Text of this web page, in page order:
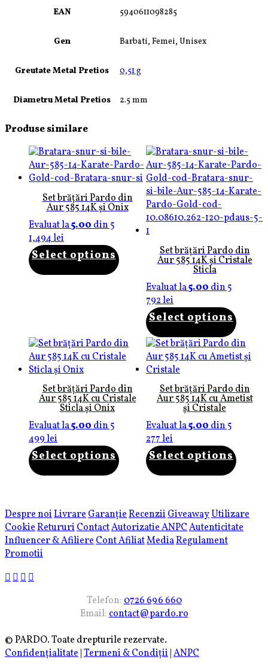
EAN 5940611098285
Gen Barbati, Femei, Unisex
Greutate Metal Pretios 0,51 g
Diametru Metal Pretios 2.5 mm
Produse similare
Set brățări Pardo din
Aur 585 14K și Onix
Evaluat la5.00din 5
1,494lei
Select options Set brățări Pardo din
Aur 585 14K și Cristale
Sticla
Evaluat la5.00din 5
792lei
Select options
Set brățări Pardo din
Aur 585 14K cu Cristale
Sticla și Onix
Evaluat la5.00din 5
499lei
Select options
Set brățări Pardo din
Aur 585 14K cu Ametist
și Cristale
Evaluat la5.00din 5
277lei
Select options
Despre noiLivrareGaranțieRecenziiGiveawayUtilizare
CookieRetururiContactAutorizatie ANPCAutenticitate
Influencer & AfiliereCont AfiliatMediaRegulament
Promotii
Telefon:0726 696 660
Email:contact@pardo.ro
© PARDO. Toate drepturile rezervate.
Confidențialitate Termeni & Condiții ANPC